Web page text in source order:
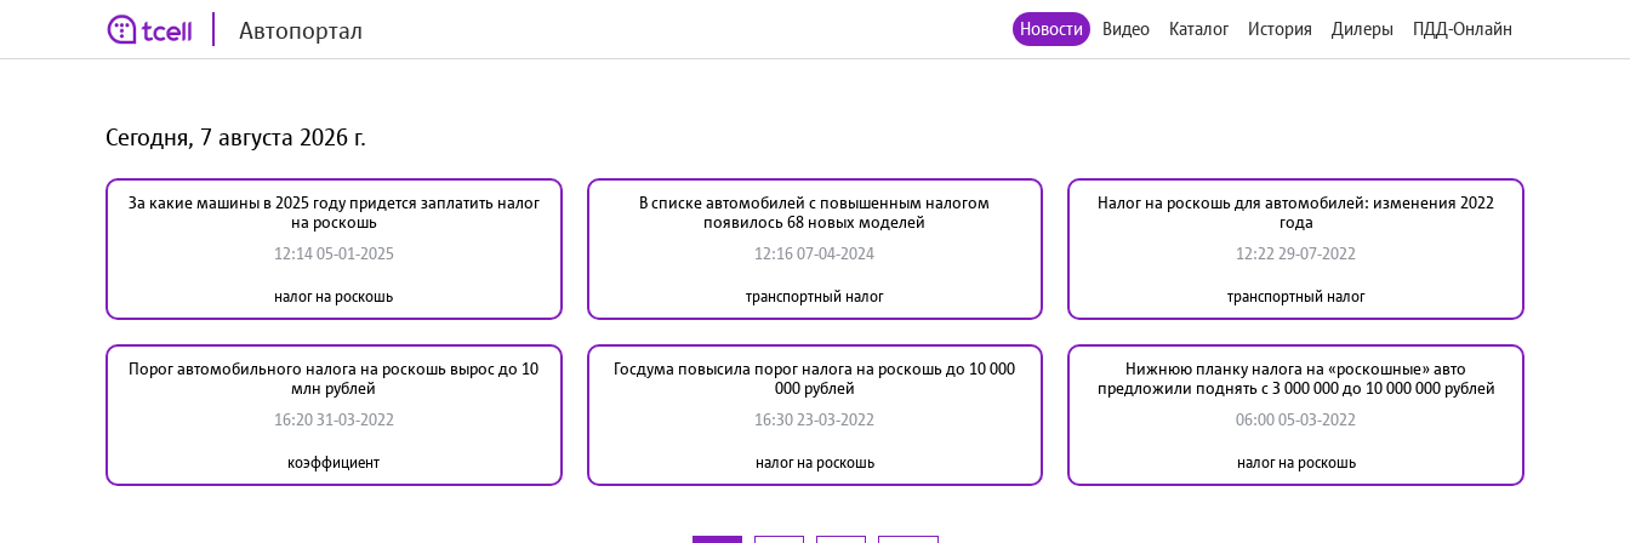
Автопортал Новости Видео Каталог История Дилеры ПДД-Онлайн
Сегодня, 7 августа 2026 г.
За какие машины в 2025 году придется заплатить налог
на роскошь
12:14 05-01-2025
налог на роскошь
В списке автомобилей с повышенным налогом
появилось 68 новых моделей
12:16 07-04-2024
транспортный налог
Налог на роскошь для автомобилей: изменения 2022
года
12:22 29-07-2022
транспортный налог
Порог автомобильного налога на роскошь вырос до 10
млн рублей
16:20 31-03-2022
коэффициент
Госдума повысила порог налога на роскошь до 10 000
000 рублей
16:30 23-03-2022
налог на роскошь
Нижнюю планку налога на «роскошные» авто
предложили поднять с 3 000 000 до 10 000 000 рублей
06:00 05-03-2022
налог на роскошь